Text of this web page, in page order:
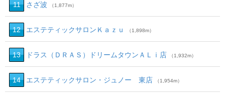
11 さざ波 （1,877m）
12 エステティックサロンＫａｚｕ （1,898m）
13 ドラス（ＤＲＡＳ）ドリームタウンＡＬｉ店 （1,932m）
14 エステティックサロン・ジュノー 東店 （1,954m）